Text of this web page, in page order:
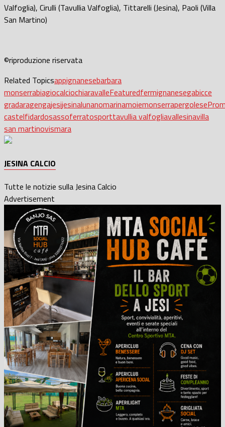
Valfoglia), Cirulli (Tavullia Valfoglia), Tittarelli (Jesina), Paoli (Villa
San Martino)
©riproduzione riservata
Related Topicsappignanesebarbara
monserrabiagiocalciochiaravalleFeaturedfermignanesegabicce
gradaragengajesijesinalunanomarinamoiemonserrapergolese
castelfidardosassoferratosporttavullia valfogliavallesinavilla
san martinovismara
JESINA CALCIO
Tutte le notizie sulla Jesina Calcio
Advertisement